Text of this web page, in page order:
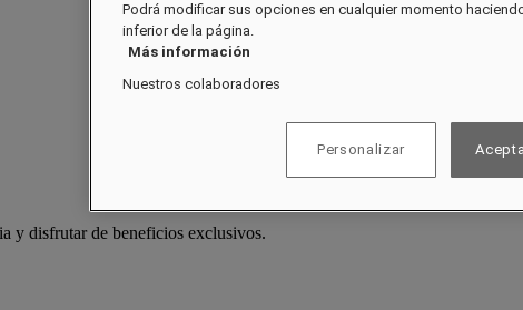
y disfrutar de beneficios exclusivos.
Podrá modificar sus opciones en cualquier momento
inferior de la página.
Más información
Nuestros colaboradores
Personalizar